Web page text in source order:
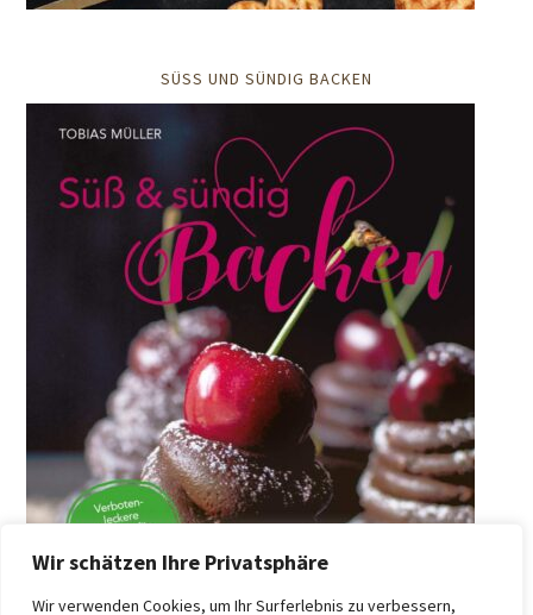
Wir schätzen Ihre Privatsphäre
Wir verwenden Cookies, um Ihr Surferlebnis zu verbessern,
SÜSS UND SÜNDIG BACKEN